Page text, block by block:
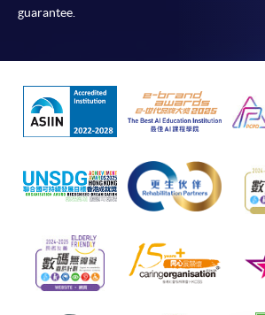
申請學歷頒授及專業課程可能需
表可向報名中心或有關課程負責
表格後，請連同報名費/學費以及
往報名中心或以郵遞方式遞交。
報讀同一學歷頒授課程內
學院為學歷頒授課程特設「註冊
用於一般學歷頒授課程。
guarantee.